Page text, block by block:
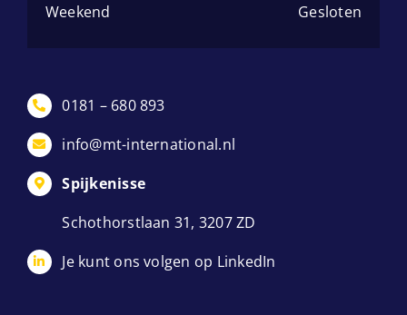
Weekend Gesloten
0181 – 680 893
info@mt-international.nl
Spijkenisse
Schothorstlaan 31, 3207 ZD
Je kunt ons volgen op LinkedIn